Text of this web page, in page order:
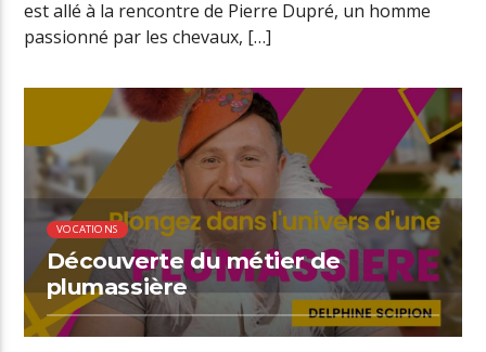
est allé à la rencontre de Pierre Dupré, un homme
passionné par les chevaux, […]
00:36 READ TIME
VOCATIONS
Découverte du métier de
plumassière